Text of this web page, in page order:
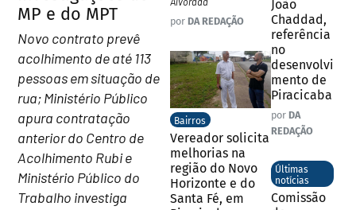
MP e do MPT
Novo contrato prevê
acolhimento de até 113
pessoas em situação de
rua; Ministério Público
apura contratação
anterior do Centro de
Acolhimento Rubi e
Ministério Público do
Trabalho investiga
por DA REDAÇÃO
Bairros
Vereador solicita
melhorias na
região do Novo
Horizonte e do
Santa Fé, em
João
Chaddad,
referência
no
desenvolvi
mento de
Piracicaba
por DA
REDAÇÃO
Últimas
notícias
Comissão